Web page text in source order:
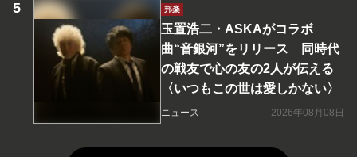
邦楽
玉置浩二・ASKAがコラボ
曲“音銀河”をリリース 同時代
の戦友で心の友の2人が伝える
〈いつもこの世は愛しかない〉
ニュース 2026年08月08日